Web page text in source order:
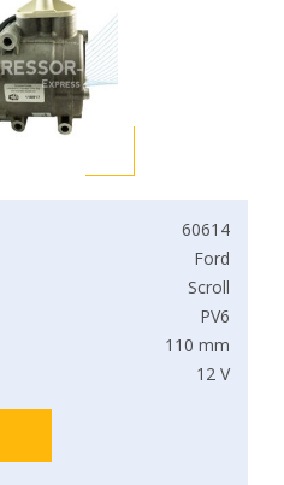
60614
Ford
Scroll
PV6
110 mm
12 V